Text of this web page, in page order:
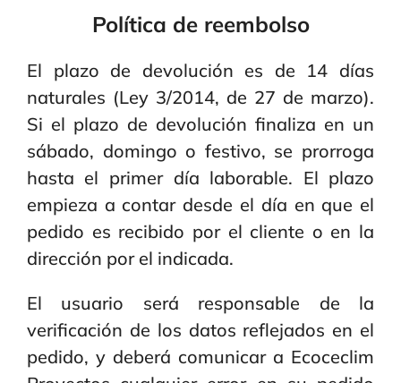
Política de reembolso
El plazo de devolución es de 14 días
naturales (Ley 3/2014, de 27 de marzo).
Si el plazo de devolución finaliza en un
sábado, domingo o festivo, se prorroga
hasta el primer día laborable. El plazo
empieza a contar desde el día en que el
pedido es recibido por el cliente o en la
dirección por el indicada.
El usuario será responsable de la
verificación de los datos reflejados en el
pedido, y deberá comunicar a Ecoceclim